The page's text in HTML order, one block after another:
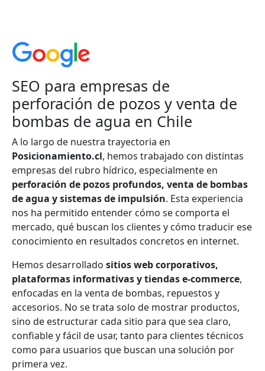
SEO para empresas de
perforación de pozos y venta de
bombas de agua en Chile
A lo largo de nuestra trayectoria en
Posicionamiento.cl, hemos trabajado con distintas
empresas del rubro hídrico, especialmente en
perforación de pozos profundos, venta de bombas
de agua y sistemas de impulsión. Esta experiencia
nos ha permitido entender cómo se comporta el
mercado, qué buscan los clientes y cómo traducir ese
conocimiento en resultados concretos en internet.
Hemos desarrollado sitios web corporativos,
plataformas informativas y tiendas e-commerce,
enfocadas en la venta de bombas, repuestos y
accesorios. No se trata solo de mostrar productos,
sino de estructurar cada sitio para que sea claro,
confiable y fácil de usar, tanto para clientes técnicos
como para usuarios que buscan una solución por
primera vez.